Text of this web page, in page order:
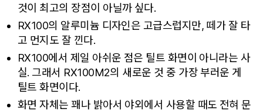
것이 최고의 장점이 아닐까 싶다.
RX100의 알루미늄 디자인은 고급스럽지만, 떼가 잘 타
고 먼지도 잘 낀다.
RX100에서 제일 아쉬운 점은 틸트 화면이 아니라는 사
실. 그래서 RX100M2의 새로운 것 중 가장 부러운 게
틸트 화면이다.
화면 자체는 꽤나 밝아서 야외에서 사용할 때도 전혀 문